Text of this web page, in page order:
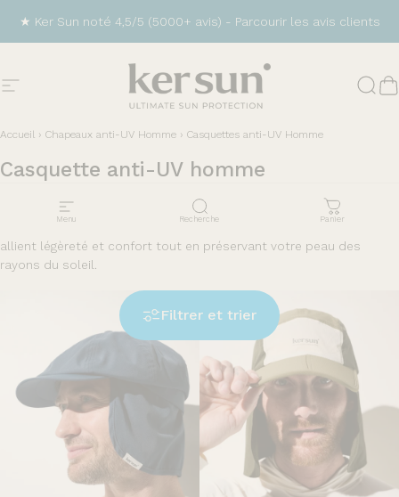
★ Ker Sun noté 4,5/5 (5000+ avis) - Parcourir les avis clients
Navigation Ker Sun
Menu Recherche Panier
Accueil › Chapeaux anti-UV Homme › Casquettes anti-UV Homme
Casquette anti-UV homme
Offrez à votre visage une protection optimale avec des
allient légèreté et confort tout en préservant votre peau des
rayons du soleil.
Filtrer et trier